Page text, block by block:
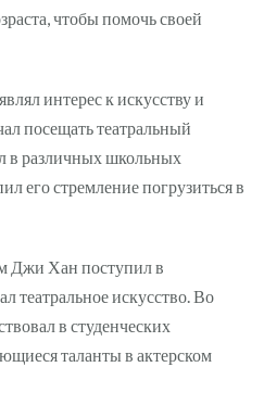
чтобы помочь своей
интерес к искусству и
посещать театральный
в различных школьных
его стремление погрузиться в
Джи Хан поступил в
театральное искусство. Во
в студенческих
таланты в актерском